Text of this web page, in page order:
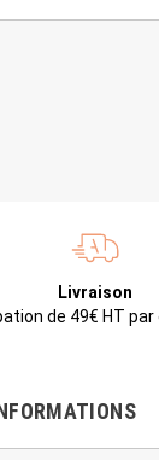
Livraison
de 49€ HT